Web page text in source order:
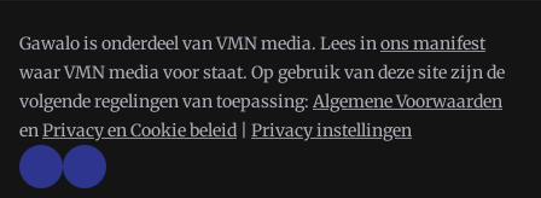
Gawalo is onderdeel van VMN media. Lees inons manifest
waar VMN media voor staat. Op gebruik van deze site zijn de
volgende regelingen van toepassing: Algemene Voorwaarden
enPrivacy en Cookie beleid Privacy instellingen